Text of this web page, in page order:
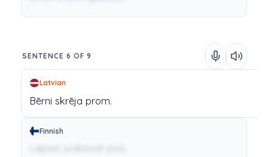
SENTENCE 6 OF 9
Latvian
Bērni skrēja prom.
Finnish